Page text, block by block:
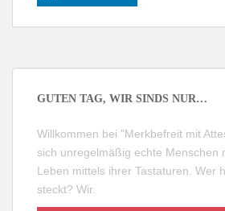
GUTEN TAG, WIR SINDS NUR…
Willkommen bei "Merkbefreit mit
sich unregelmäßig echte Menschen
Leben mittels ihrer Tastaturen. Wer
steckt? Wir.